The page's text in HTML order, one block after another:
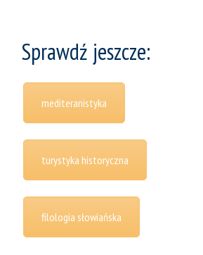
Sprawdź jeszcze:
mediteranistyka
turystyka historyczna
filologia słowiańska